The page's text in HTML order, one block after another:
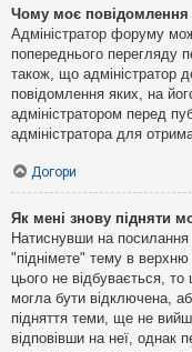
Чому моє повідомлення
Адміністратор форуму
попереднього перегляду
також, що адміністратор
повідомлення яких, на
адміністратором перед
адміністратора для
Догори
Як мені знову підняти
Натиснувши на посилання
"піднімете" тему в
цього не відбувається,
могла бути відключена,
підняття теми, ще не
відповівши на неї, однак